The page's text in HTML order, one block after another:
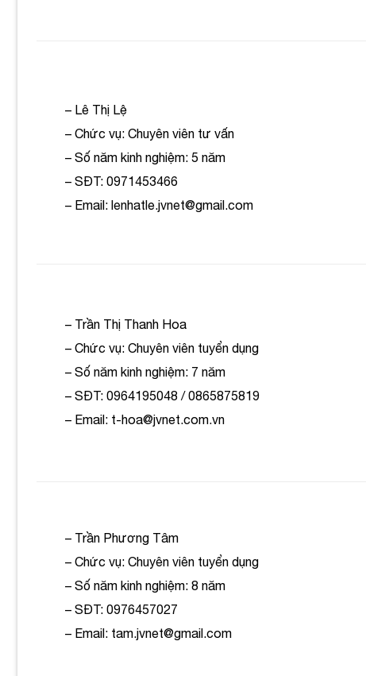
– Lê Thị Lệ
– Chức vụ: Chuyên viên tư vấn
– Số năm kinh nghiệm: 5 năm
– SĐT: 0971453466
– Email: lenhatle.jvnet@gmail.com
– Trần Thị Thanh Hoa
– Chức vụ: Chuyên viên tuyển dụng
– Số năm kinh nghiệm: 7 năm
– SĐT: 0964195048 / 0865875819
– Email: t-hoa@jvnet.com.vn
– Trần Phương Tâm
– Chức vụ: Chuyên viên tuyển dụng
– Số năm kinh nghiệm: 8 năm
– SĐT: 0976457027
– Email: tam.jvnet@gmail.com